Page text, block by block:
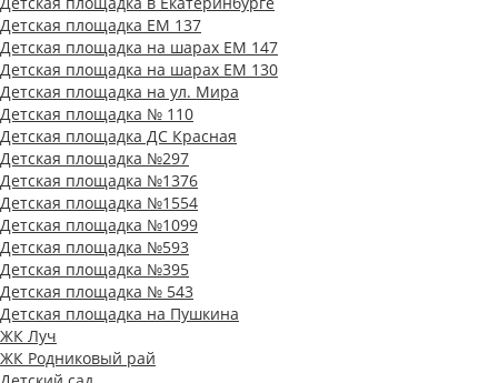
Детская площадка ЕМ 137
Детская площадка на шарах ЕМ 147
Детская площадка на шарах ЕМ 130
Детская площадка на ул. Мира
Детская площадка № 110
Детская площадка ДС Красная
Детская площадка №297
Детская площадка №1376
Детская площадка №1554
Детская площадка №1099
Детская площадка №593
Детская площадка №395
Детская площадка № 543
Детская площадка на Пушкина
ЖК Луч
ЖК Родниковый рай